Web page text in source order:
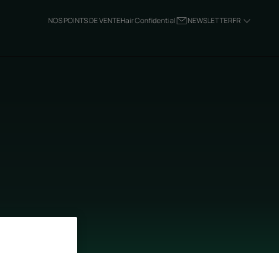
NOS POINTS DE VENTEHair Confidential NEWSLETTERFR